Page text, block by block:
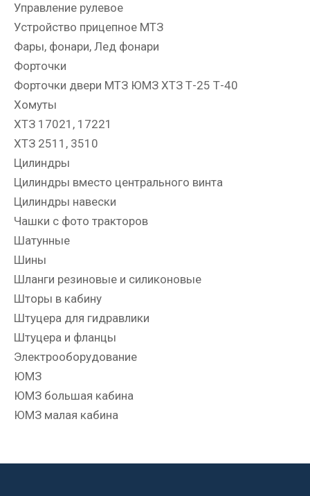
Управление рулевое
Устройство прицепное МТЗ
Фары, фонари, Лед фонари
Форточки
Форточки двери МТЗ ЮМЗ ХТЗ Т-25 Т-40
Хомуты
ХТЗ 17021, 17221
ХТЗ 2511, 3510
Цилиндры
Цилиндры вместо центрального винта
Цилиндры навески
Чашки с фото тракторов
Шатунные
Шины
Шланги резиновые и силиконовые
Шторы в кабину
Штуцера для гидравлики
Штуцера и фланцы
Электрооборудование
ЮМЗ
ЮМЗ большая кабина
ЮМЗ малая кабина